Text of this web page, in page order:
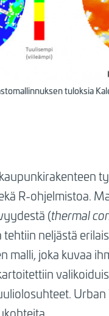
tuloksia
R-ohjelmistoa.
(thermal
neljästä
malli, joka kuvaa